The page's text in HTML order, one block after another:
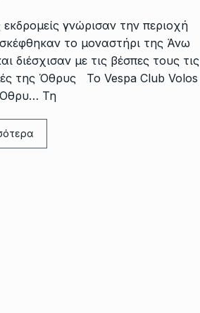
εκδρομείς γνώρισαν την περιοχή
το μοναστήρι της Άνω
διέσχισαν με τις βέσπες τους τις
της Όθρυς To Vespa Club Volos
Τη